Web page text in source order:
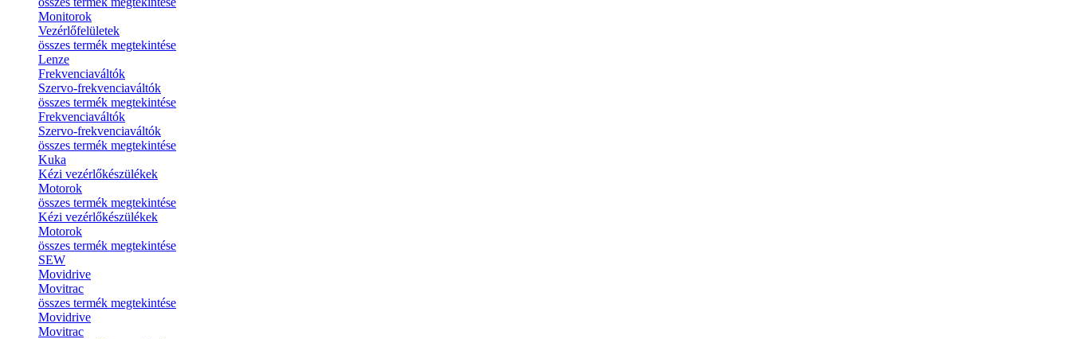
Monitorok
Vezérlőfelületek
összes termék megtekintése
Lenze
Frekvenciaváltók
Szervo-frekvenciaváltók
összes termék megtekintése
Frekvenciaváltók
Szervo-frekvenciaváltók
összes termék megtekintése
Kuka
Kézi vezérlőkészülékek
Motorok
összes termék megtekintése
Kézi vezérlőkészülékek
Motorok
összes termék megtekintése
SEW
Movidrive
Movitrac
összes termék megtekintése
Movidrive
Movitrac